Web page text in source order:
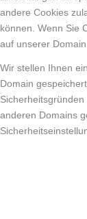
andere Cookies
können. Wenn Sie
auf unserer
Wir stellen Ihnen
Domain
anderen Domains